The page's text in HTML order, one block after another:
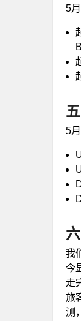
5
5
我
今
走
旅
测